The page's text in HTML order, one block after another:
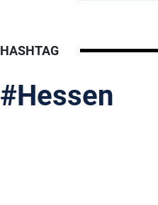
HASHTAG
#Hessen